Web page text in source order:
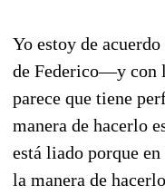
Yo estoy de
de Federico—y con
parece que tiene
manera de hacerlo
está liado porque
la manera de